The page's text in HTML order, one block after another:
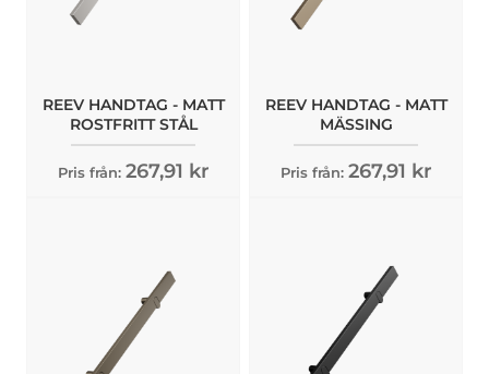
REEV HANDTAG - MATT
ROSTFRITT STÅL
Pris från: 267,91 kr
REEV HANDTAG - MATT
MÄSSING
Pris från: 267,91 kr